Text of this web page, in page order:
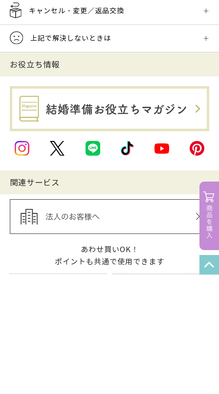
キャンセル・変更／返品交換
上記で解決しないときは
お役立ち情報
関連サービス
あわせ買いOK！
ポイントも共通で使用できます